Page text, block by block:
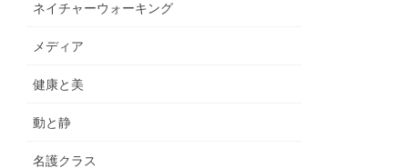
ネイチャーウォーキング
メディア
健康と美
動と静
名護クラス